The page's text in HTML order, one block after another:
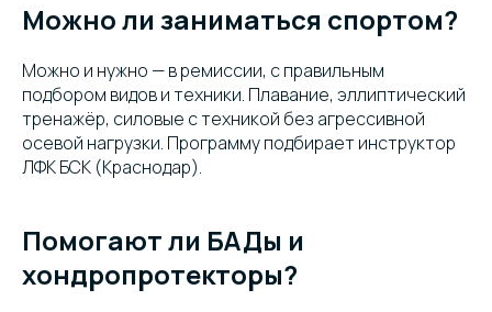
Можно ли заниматься спортом?
Можно и нужно — в ремиссии, с правильным
подбором видов и техники. Плавание, эллиптический
тренажёр, силовые с техникой без агрессивной
осевой нагрузки. Программу подбирает инструктор
ЛФК БСК (Краснодар).
Помогают ли БАДы и
хондропротекторы?